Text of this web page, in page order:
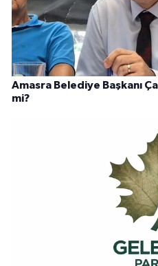
Amasra Belediye Başkanı
mi?